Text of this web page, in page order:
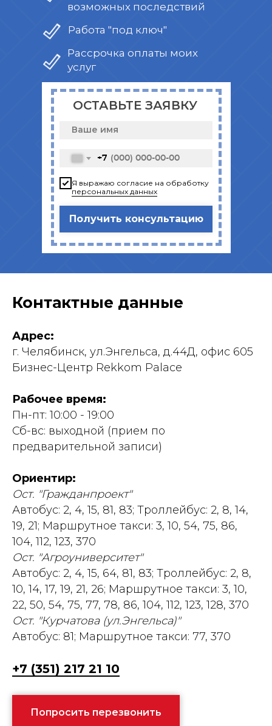
Рассрочка оплаты моих
услуг
Работа "под ключ"
возможных последствий
+7
Я выражаю согласие на обработку
персональных данных
Получить консультацию
ОСТАВЬТЕ ЗАЯВКУ
Контактные данные
Адрес:
г. Челябинск, ул.Энгельса, д.44Д, офис 605
Бизнес-Центр Rekkom Palace
Рабочее время:
Пн-пт: 10:00 - 19:00
Сб-вс: выходной (прием по
предварительной записи)
Ориентир:
Ост. "Гражданпроект"
Автобус: 2, 4, 15, 81, 83; Троллейбус: 2, 8, 14,
19, 21; Маршрутное такси: 3, 10, 54, 75, 86,
104, 112, 123, 370
Ост. "Агроуниверситет"
Автобус: 2, 4, 15, 64, 81, 83; Троллейбус: 2, 8,
10, 14, 17, 19, 21, 26; Маршрутное такси: 3, 10,
22, 50, 54, 75, 77, 78, 86, 104, 112, 123, 128, 370
Ост. "Курчатова (ул.Энгельса)"
Автобус: 81; Маршрутное такси: 77, 370
+7 (351) 217 21 10
Попросить перезвонить